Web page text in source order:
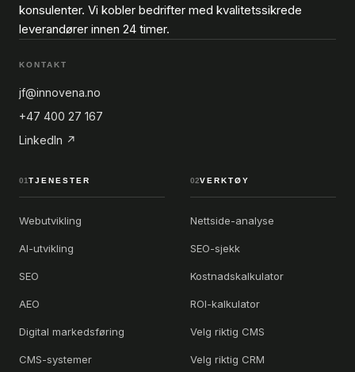
konsulenter. Vi kobler bedrifter med kvalitetssikrede
leverandører innen 24 timer.
KONTAKT
jf@innovena.no
+47 400 27 167
LinkedIn ↗
01TJENESTER
Webutvikling
AI-utvikling
SEO
AEO
Digital markedsføring
CMS-systemer
02VERKTØY
Nettside-analyse
SEO-sjekk
Kostnadskalkulator
ROI-kalkulator
Velg riktig CMS
Velg riktig CRM